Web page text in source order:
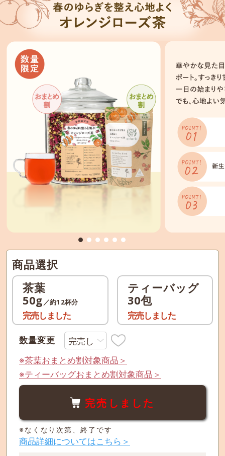
商品選択
茶葉
50g ／約12杯分
完売しました
ティーバッグ
30包
完売しました
数量変更
※茶葉おまとめ割対象商品＞
※ティーバッグおまとめ割対象商品＞
完売しました
※なくなり次第、終了です
商品詳細についてはこちら＞